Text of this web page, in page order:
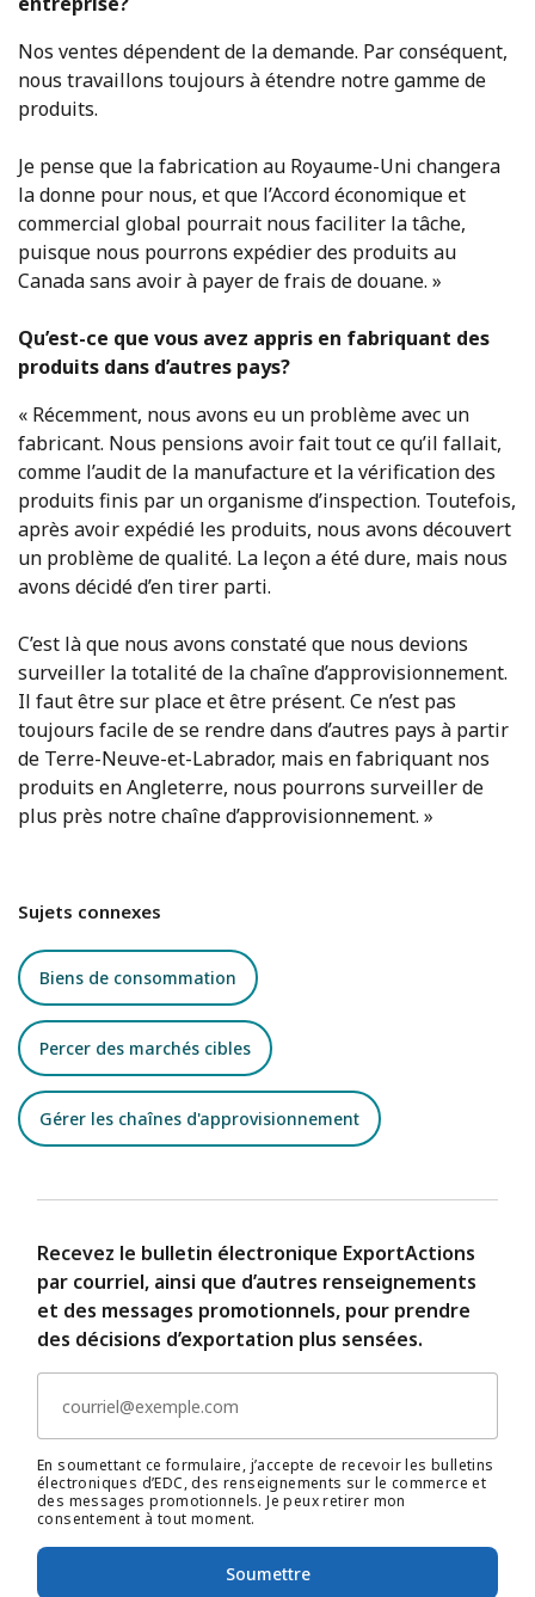
Nos ventes dépendent de la demande. Par conséquent,
nous travaillons toujours à étendre notre gamme de
produits.
Je pense que la fabrication au Royaume-Uni changera
la donne pour nous, et que l’Accord économique et
commercial global pourrait nous faciliter la tâche,
puisque nous pourrons expédier des produits au
Canada sans avoir à payer de frais de douane. »
Qu’est-ce que vous avez appris en fabriquant des
produits dans d’autres pays?
« Récemment, nous avons eu un problème avec un
fabricant. Nous pensions avoir fait tout ce qu’il fallait,
comme l’audit de la manufacture et la vérification des
produits finis par un organisme d’inspection. Toutefois,
après avoir expédié les produits, nous avons découvert
un problème de qualité. La leçon a été dure, mais nous
avons décidé d’en tirer parti.
C’est là que nous avons constaté que nous devions
surveiller la totalité de la chaîne d’approvisionnement.
Il faut être sur place et être présent. Ce n’est pas
toujours facile de se rendre dans d’autres pays à partir
de Terre-Neuve-et-Labrador, mais en fabriquant nos
produits en Angleterre, nous pourrons surveiller de
plus près notre chaîne d’approvisionnement. »
Sujets connexes
Biens de consommation
Percer des marchés cibles
Gérer les chaînes d'approvisionnement
Recevez le bulletin électronique ExportActions
par courriel, ainsi que d’autres renseignements
et des messages promotionnels, pour prendre
des décisions d’exportation plus sensées.
En soumettant ce formulaire, j’accepte de recevoir les bulletins
électroniques d’EDC, des renseignements sur le commerce et
des messages promotionnels. Je peux retirer mon
consentement à tout moment.
Soumettre